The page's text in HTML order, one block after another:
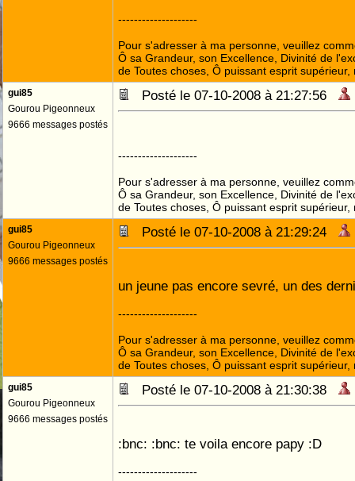
--------------------
Pour s'adresser à ma personne, veuillez
Ô sa Grandeur, son Excellence, Divinité de
de Toutes choses, Ô puissant esprit supérieur,
gui85
Gourou Pigeonneux
9666 messages postés
Posté le 07-10-2008 à 21:27:56
--------------------
Pour s'adresser à ma personne, veuillez
Ô sa Grandeur, son Excellence, Divinité de
de Toutes choses, Ô puissant esprit supérieur,
gui85
Gourou Pigeonneux
9666 messages postés
Posté le 07-10-2008 à 21:29:24
un jeune pas encore sevré, un des
--------------------
Pour s'adresser à ma personne, veuillez
Ô sa Grandeur, son Excellence, Divinité de
de Toutes choses, Ô puissant esprit supérieur,
gui85
Gourou Pigeonneux
9666 messages postés
Posté le 07-10-2008 à 21:30:38
:bnc: :bnc: te voila encore papy :D
--------------------